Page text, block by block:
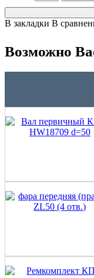
В закладки В
Возможно